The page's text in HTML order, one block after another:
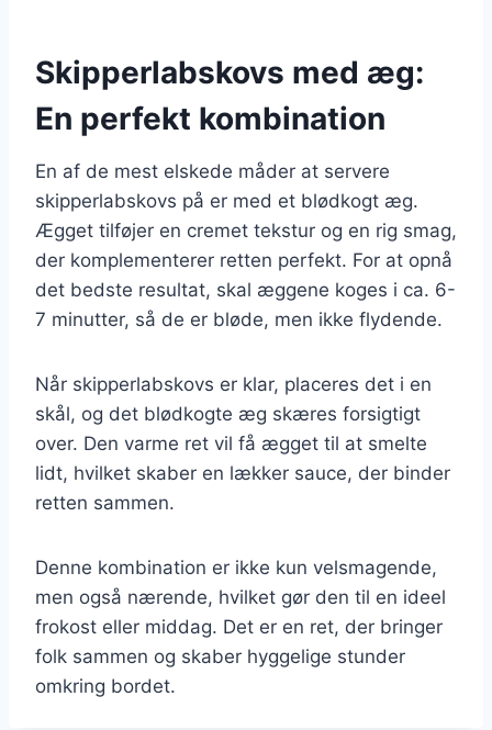
Skipperlabskovs med æg:
En perfekt kombination
En af de mest elskede måder at servere
skipperlabskovs på er med et blødkogt æg.
Ægget tilføjer en cremet tekstur og en rig smag,
der komplementerer retten perfekt. For at opnå
det bedste resultat, skal æggene koges i ca. 6-
7 minutter, så de er bløde, men ikke flydende.
Når skipperlabskovs er klar, placeres det i en
skål, og det blødkogte æg skæres forsigtigt
over. Den varme ret vil få ægget til at smelte
lidt, hvilket skaber en lækker sauce, der binder
retten sammen.
Denne kombination er ikke kun velsmagende,
men også nærende, hvilket gør den til en ideel
frokost eller middag. Det er en ret, der bringer
folk sammen og skaber hyggelige stunder
omkring bordet.